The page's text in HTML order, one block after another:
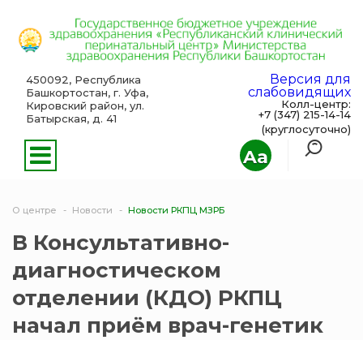
Aa
450092, Республика
Башкортостан, г. Уфа,
Кировский район, ул.
Батырская, д. 41
Версия для
слабовидящих
Колл-центр:
+7 (347) 215-14-14
(круглосуточно)
О центре Новости Новости РКПЦ МЗРБ
В Консультативно-
диагностическом
отделении (КДО) РКПЦ
начал приём врач-генетик